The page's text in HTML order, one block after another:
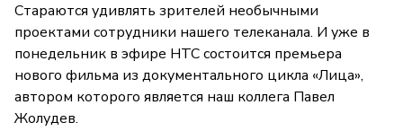
Стараются удивлять зрителей необычными
проектами сотрудники нашего телеканала. И уже в
понедельник в эфире НТС состоится премьера
нового фильма из документального цикла «Лица»,
автором которого является наш коллега Павел
Жолудев.